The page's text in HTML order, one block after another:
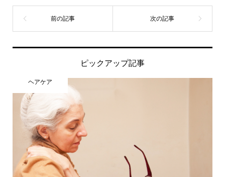
ピックアップ記事
ヘアケア